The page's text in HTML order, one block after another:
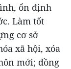
ổn định
Làm tốt
cơ sở
xã hội, xóa
mới; đồng